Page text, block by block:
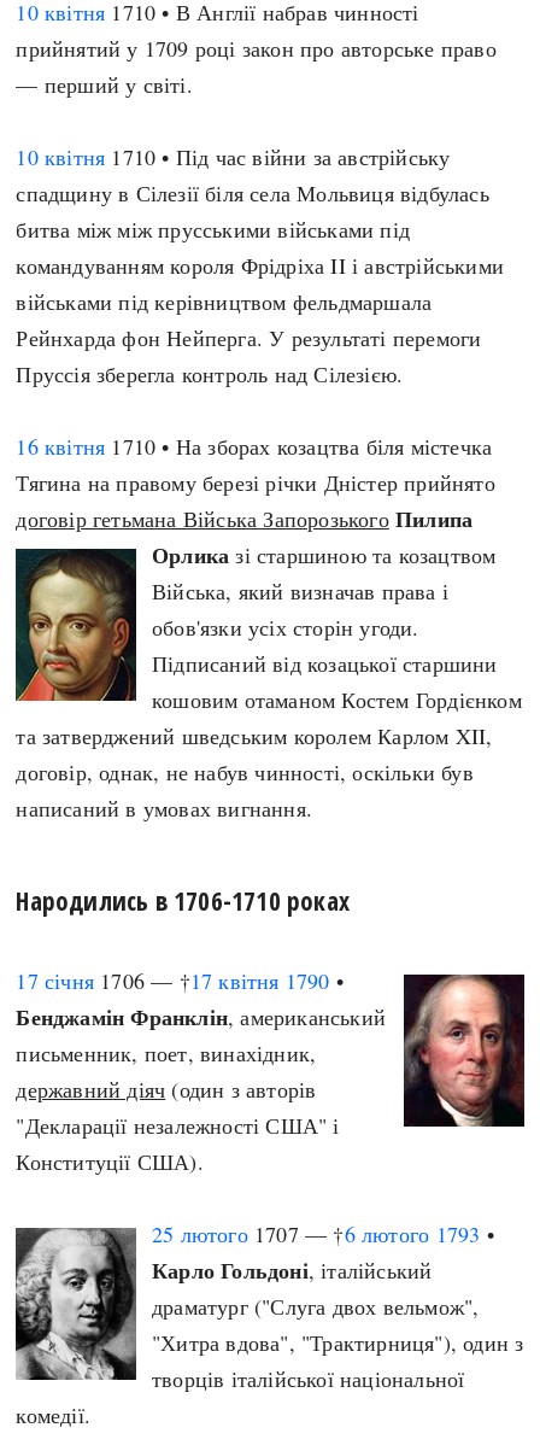
10 квітня 1710 • В Англії набрав чинності
прийнятий у 1709 році закон про авторське право
— перший у світі.
10 квітня 1710 • Під час війни за австрійську
спадщину в Сілезії біля села Мольвиця відбулась
битва між між прусськими військами під
командуванням короля Фрідріха II і австрійськими
військами під керівництвом фельдмаршала
Рейнхарда фон Нейперга. У результаті перемоги
Пруссія зберегла контроль над Сілезією.
16 квітня 1710 • На зборах козацтва біля містечка
Тягина на правому березі річки Дністер прийнято
договір гетьмана Війська Запорозького Пилипа
Орлика зі старшиною та козацтвом
Війська, який визначав права і
обов'язки усіх сторін угоди.
Підписаний від козацької старшини
кошовим отаманом Костем Гордієнком
та затверджений шведським королем Карлом XII,
договір, однак, не набув чинності, оскільки був
написаний в умовах вигнання.
Народились в 1706-1710 роках
17 січня 1706 — †17 квітня 1790 •
Бенджамін Франклін, американський
письменник, поет, винахідник,
державний діяч (один з авторів
"Декларації незалежності США" і
Конституції США).
25 лютого1707 — †6 лютого 1793 •
Карло Гольдоні, італійський
драматург ("Слуга двох вельмож",
"Хитра вдова", "Трактирниця"), один з
творців італійської національної
комедії.